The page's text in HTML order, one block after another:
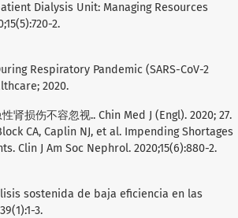
Dialysis Unit: Managing Resources
2.
Respiratory Pandemic (SARS-CoV-2
2020.
肾损伤不容忽视.. Chin Med J (Engl). 2020; 27.
CA, Caplin NJ, et al. Impending Shortages
Clin J Am Soc Nephrol. 2020;15(6):880-2.
sostenida de baja eficiencia en las
3.